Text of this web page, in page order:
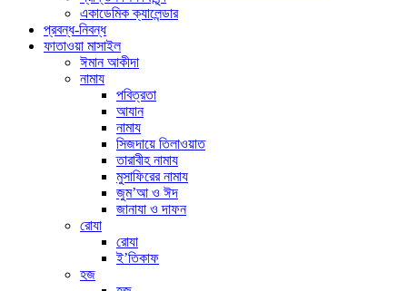
একাডেমিক ক্যালেন্ডার
প্রবন্ধ-নিবন্ধ
ফাতাওয়া মাসাইল
ঈমান আকীদা
নামায
পবিত্রতা
আযান
নামায
সিজদায়ে তিলাওয়াত
তারাবীহ নামায
মুসাফিরের নামায
জুম’আ ও ঈদ
জানাযা ও দাফন
রোযা
রোযা
ই’তিকাফ
হজ